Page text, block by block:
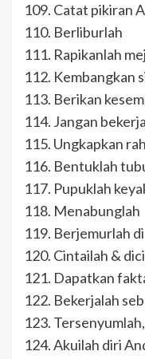
109. Catat pikiran
110. Berliburlah
111. Rapikanlah
112. Kembangkan
113. Berikan
114. Jangan
115. Ungkapkan
116. Bentuklah
117. Pupuklah
118. Menabunglah
119. Berjemurlah
120. Cintailah &
121. Dapatkan
122. Bekerjalah
123.
124. Akuilah diri